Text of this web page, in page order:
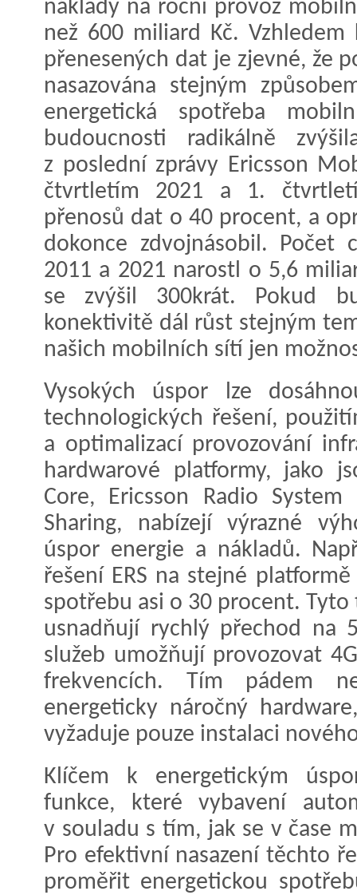
náklady na roční provoz
než 600 miliard Kč.
přenesených dat je zjevné, že
nasazována stejným
energetická spotřeba
budoucnosti radikálně
z poslední zprávy Ericsson
čtvrtletím 2021 a 1.
přenosů dat o 40 procent, a
dokonce zdvojnásobil.
2011 a 2021 narostl o 5,6
se zvýšil 300krát. Pokud
konektivitě dál růst stejným
našich mobilních sítí jen
Vysokých úspor lze
technologických řešení,
a optimalizací provozování
hardwarové platformy, jako
Core, Ericsson Radio System
Sharing, nabízejí výrazné
úspor energie a nákladů.
řešení ERS na stejné
spotřebu asi o 30 procent.
usnadňují rychlý přechod na
služeb umožňují provozovat
frekvencích. Tím pádem
energeticky náročný
vyžaduje pouze instalaci
Klíčem k energetickým
funkce, které vybavení
v souladu s tím, jak se v čase
Pro efektivní nasazení těchto
proměřit energetickou